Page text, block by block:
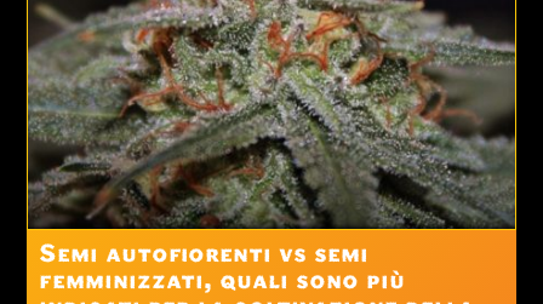
Semi autofiorenti vs semi
femminizzati, quali sono più